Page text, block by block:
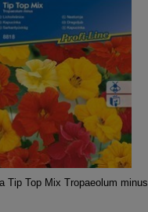
Tip Top Mix Tropaeolum minus